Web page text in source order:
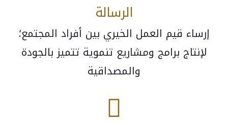
الرسالة​
إرساء قيم العمل الخيري بين أفراد المجتمع؛
لإنتاج برامج ومشاريع تنموية تتميز بالجودة
والمصداقية